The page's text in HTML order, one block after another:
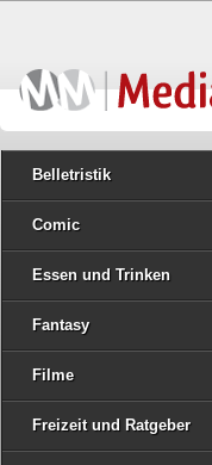
Belletristik
Comic
Essen und Trinken
Fantasy
Filme
Freizeit und Ratgeber